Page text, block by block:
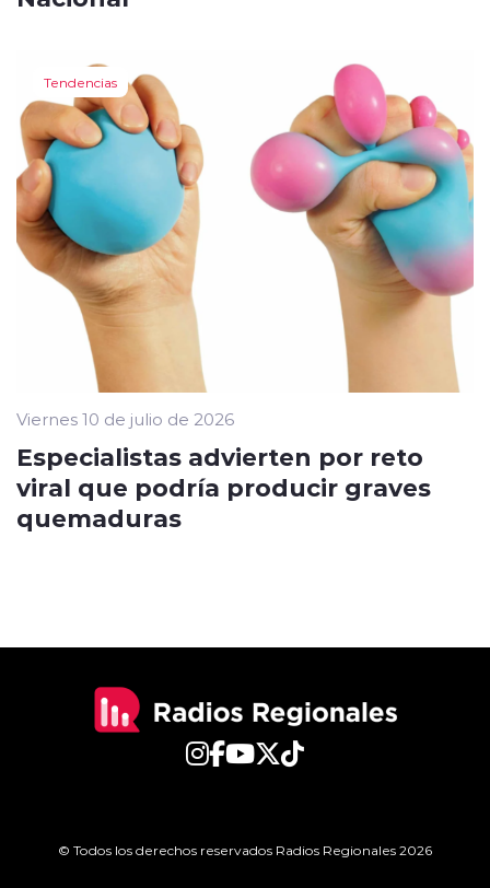
Tendencias
Viernes 10 de julio de 2026
Especialistas advierten por reto
viral que podría producir graves
quemaduras
© Todos los derechos reservados Radios Regionales 2026